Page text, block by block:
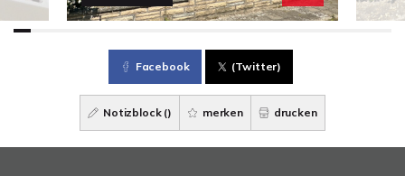
Facebook (Twitter)
Notizblock () merken drucken